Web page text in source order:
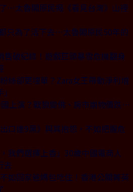
⋯太魯閣原民揭《看見台灣》山裡
只為了活下去⋯太魯閣原民50年的
售破紀錄！遊戲巨頭暴雪危機翻身
絲卻更埋單？Zara女王帶動淨利增
上演？戰狼變佛、房市崩物價跌⋯
口連9黑》與其抱怨，不如把握危
我們選擇上香」30歲中國電商人
去
如回家爸媽包吃住！香港公關菁英